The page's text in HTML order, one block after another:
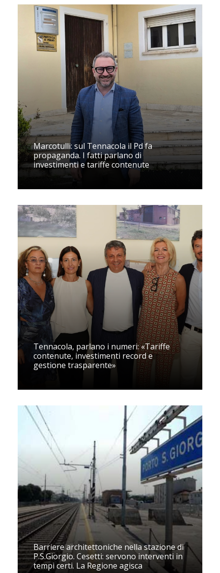
Marcotulli: sul Tennacola il Pd fa
propaganda. I fatti parlano di
investimenti e tariffe contenute
Tennacola, parlano i numeri: «Tariffe
contenute, investimenti record e
gestione trasparente»
Barriere architettoniche nella stazione di
P.S.Giorgio. Cesetti: servono interventi in
tempi certi. La Regione agisca